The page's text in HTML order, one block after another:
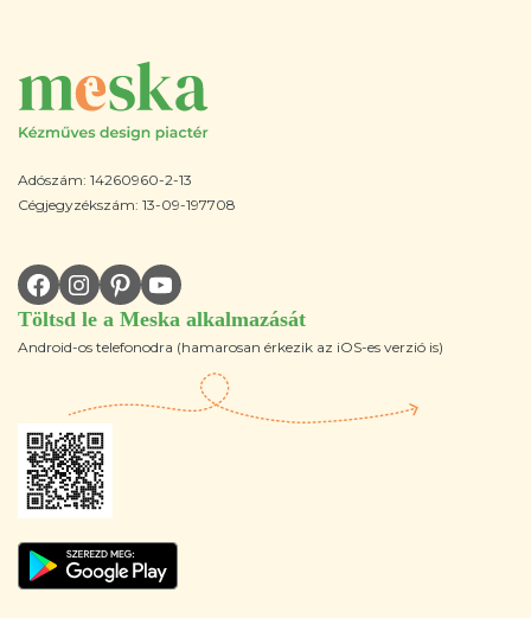
Adószám: 14260960-2-13
Cégjegyzékszám: 13-09-197708
Töltsd le a Meska alkalmazását
Android-os telefonodra (hamarosan érkezik az iOS-es verzió is)